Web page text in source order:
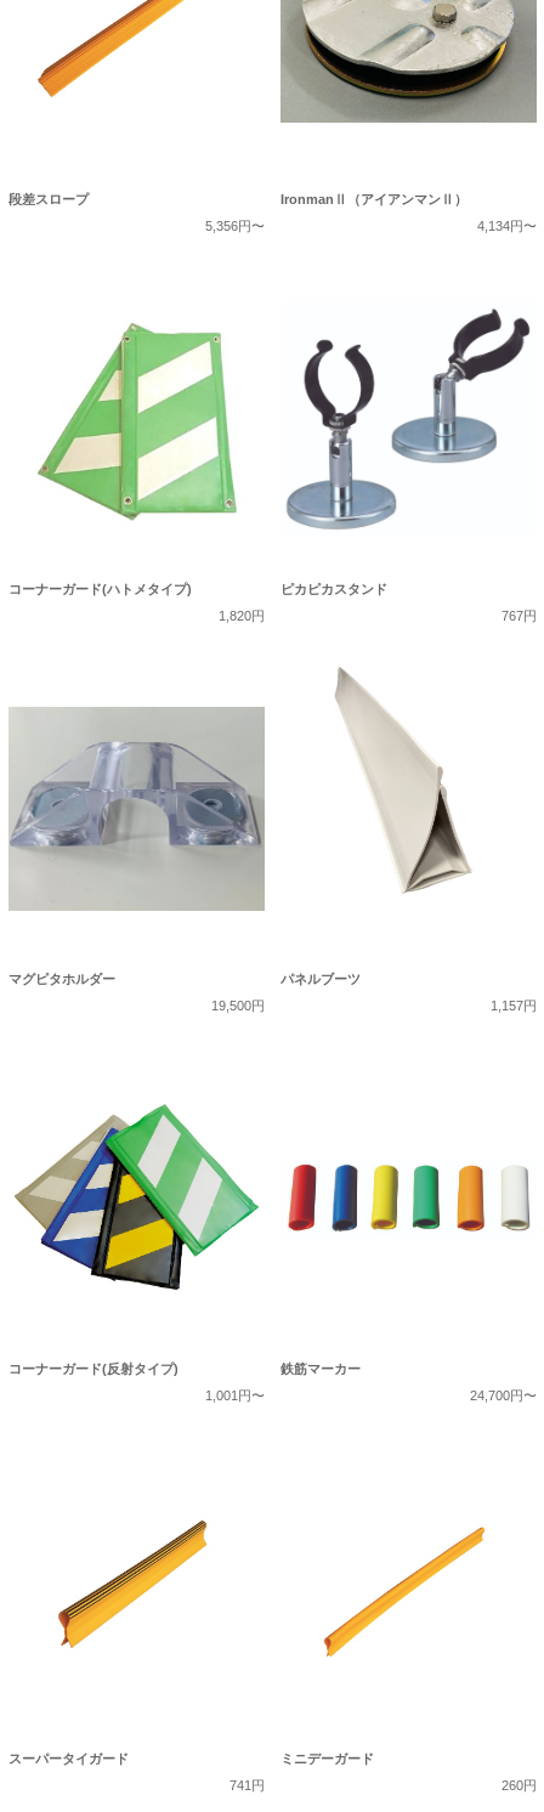
段差スロープ
5,356円〜
IronmanⅡ（アイアンマンⅡ）
4,134円〜
コーナーガード(ハトメタイプ)
1,820円
ピカピカスタンド
767円
マグピタホルダー
19,500円
パネルブーツ
1,157円
コーナーガード(反射タイプ)
1,001円〜
鉄筋マーカー
24,700円〜
スーパータイガード
741円
ミニデーガード
260円